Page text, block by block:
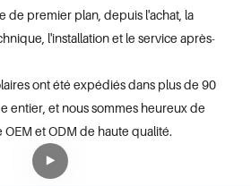
de premier plan, depuis l'achat, la
l'installation et le service après-
ont été expédiés dans plus de 90
entier, et nous sommes heureux de
et ODM de haute qualité.